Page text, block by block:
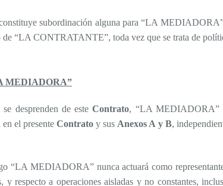
subordinación alguna para “LA
“LA CONTRATANTE”, toda vez que se trata de
MEDIADORA”
se desprenden de esteContrato, “LA MEDIADORA”
el presente Contrato y sus Anexos A y B,
“LA MEDIADORA” nunca actuará como
y respecto a operaciones aisladas y no constantes,